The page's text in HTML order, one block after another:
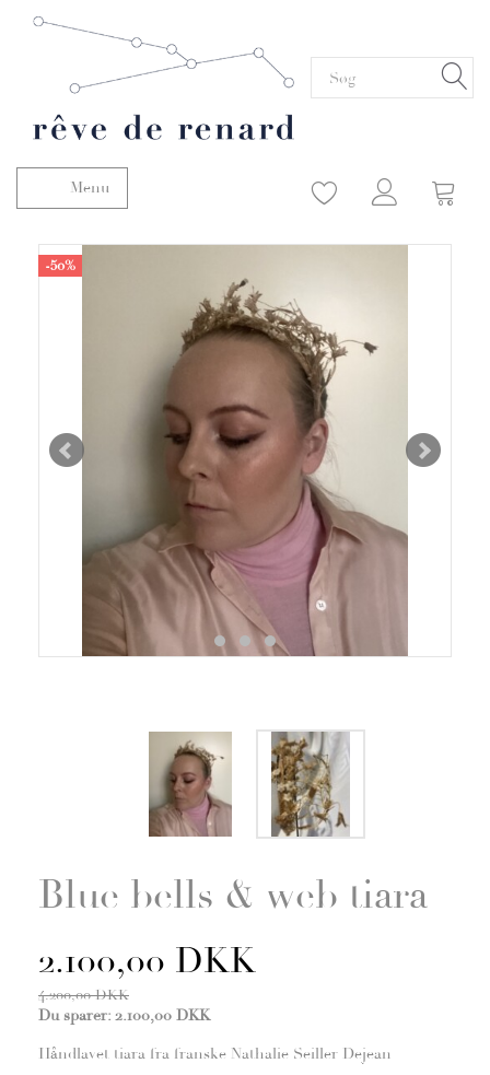
Skifte navigation
Menu
-50%
Blue bells & web tiara
2.100,00 DKK
4.200,00 DKK
Du sparer: 2.100,00 DKK
Håndlavet tiara fra franske Nathalie Seiller Dejean